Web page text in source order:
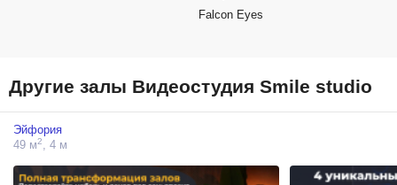
Falcon Eyes
Другие залы Видеостудия Smile studio
Эйфория
49 м2, 4 м